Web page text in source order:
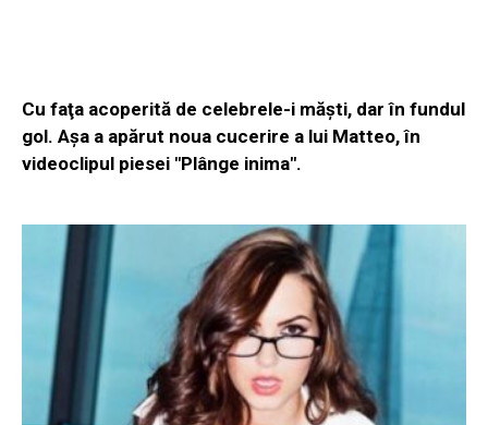
Cu faţa acoperită de celebrele-i măşti, dar în fundul
gol. Aşa a apărut noua cucerire a lui Matteo, în
videoclipul piesei "Plânge inima".